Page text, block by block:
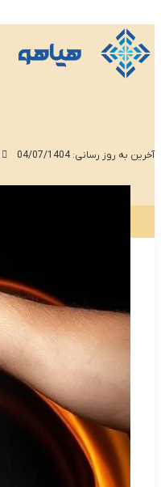
آخرین به روز رسانی: 04/07/1404